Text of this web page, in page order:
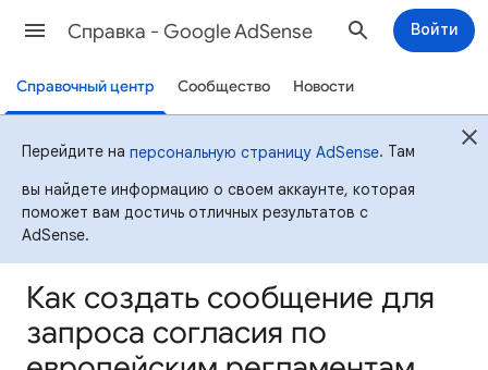
Cправка - Google AdSense Войти
Справочный центр Сообщество Новости
Перейдите на персональную страницу AdSense. Там
вы найдете информацию о своем аккаунте, которая
поможет вам достичь отличных результатов с
AdSense.
Как создать сообщение для
запроса согласия по